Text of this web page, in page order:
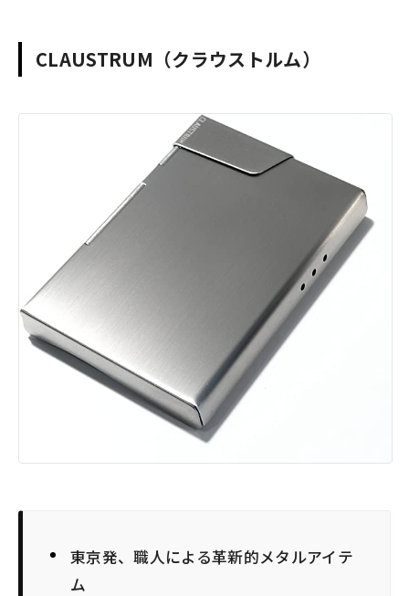
CLAUSTRUM（クラウストルム）
東京発、職人による革新的メタルアイテ
ム